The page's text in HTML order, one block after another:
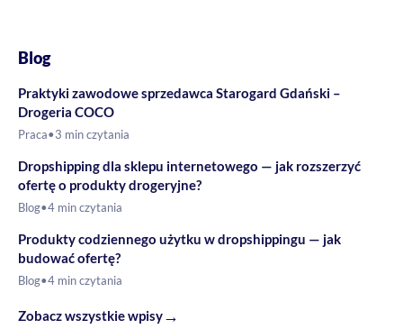
Blog
Praktyki zawodowe sprzedawca Starogard Gdański –
Drogeria COCO
Praca•3 min czytania
Dropshipping dla sklepu internetowego — jak rozszerzyć
ofertę o produkty drogeryjne?
Blog•4 min czytania
Produkty codziennego użytku w dropshippingu — jak
budować ofertę?
Blog•4 min czytania
Zobacz wszystkie wpisy→